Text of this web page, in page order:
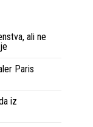
ali ne
Paris
iz